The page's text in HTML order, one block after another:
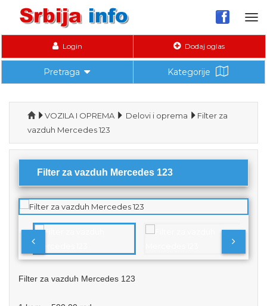
Login Dodaj oglas
Pretraga Kategorije
VOZILA I OPREMA Delovi i oprema
Filter za
vazduh Mercedes 123
Filter za vazduh Mercedes 123
Filter za vazduh Mercedes 123